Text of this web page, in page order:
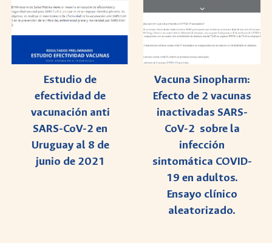
Estudio de
efectividad de
vacunación anti
SARS-CoV-2 en
Uruguay al 8 de
junio de 2021
Vacuna Sinopharm:
Efecto de 2 vacunas
inactivadas SARS-
CoV-2 sobre la
infección
sintomática COVID-
19 en adultos.
Ensayo clínico
aleatorizado.